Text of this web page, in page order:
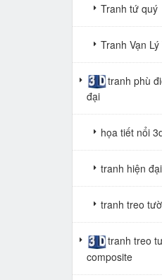
Tranh tứ quý
Tranh Vạn
tranh phù
đại
họa tiết nổi
tranh hiện
tranh treo
tranh treo
composite